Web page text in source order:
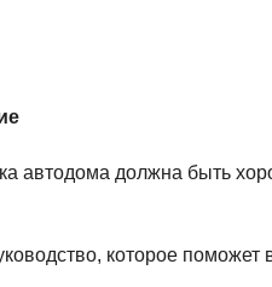
автодома должна быть
которое